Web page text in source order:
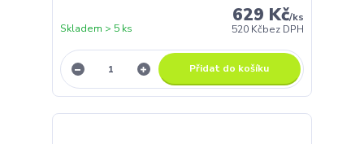
629 Kč/ks
520 Kčbez DPH
Skladem > 5 ks
Přidat do košíku